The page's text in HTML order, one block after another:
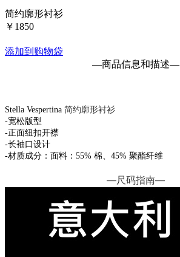
简约廓形衬衫
￥ 1850
添加到购物袋
—商品信息和描述—
Stella Vespertina 简约廓形衬衫
-宽松版型
-正面纽扣开襟
-长袖口设计
-材质成分：面料：55% 棉、45% 聚酯纤维
—尺码指南—